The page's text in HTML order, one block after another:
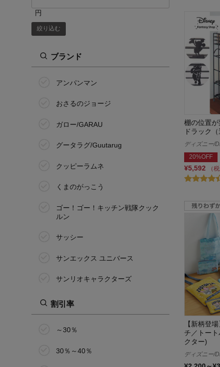
24.5cm
25.0cm
110cm
120cm
130cm
140cm
150cm
円
絞り込む
ブランド
アンパンマン
おさるのジョージ
ガロー/GARAU
グータラグ/Guutarug
クッピーラムネ
くまのがっこう
ゴー！ゴー！キッチン戦隊クック
ルン
サッシー
サンエックス ユニバース
サンリオキャラクターズ
ジータ/GITA
割引率
～30％
30％～40％
棚の位置
ドラック
ディズニー/
20%OFF
¥5,592 （
【新柄登
チ／トー
クター)
ディズニー/